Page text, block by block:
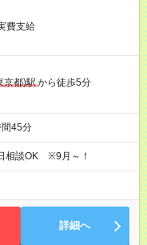
費支給
京都)駅から徒歩5分
45分
相談OK ※9月～！
詳細へ